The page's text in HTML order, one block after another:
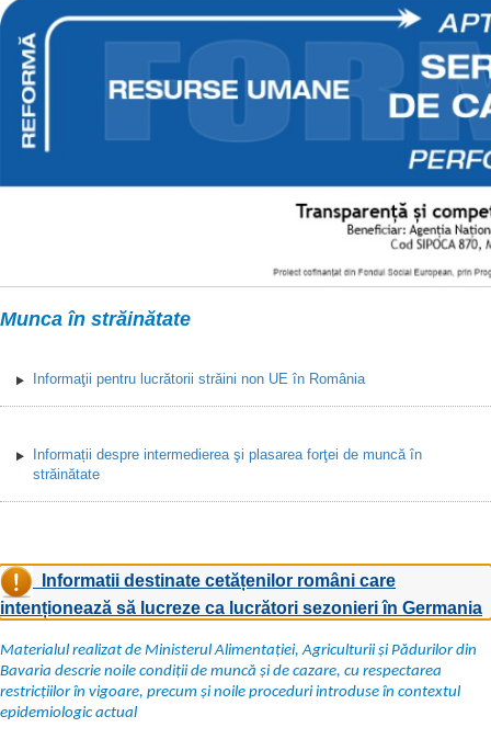
Munca în străinătate
Informaţii pentru lucrătorii străini non UE în România
Informații despre intermedierea şi plasarea forţei de muncă în
străinătate
Informatii destinate cetățenilor români care
intenționează să lucreze ca lucrători sezonieri în Germania
Materialul realizat de Ministerul Alimentației, Agriculturii și Pădurilor din
Bavaria descrie noile condiții de muncă și de cazare, cu respectarea
restricțiilor în vigoare, precum și noile proceduri introduse în contextul
epidemiologic actual